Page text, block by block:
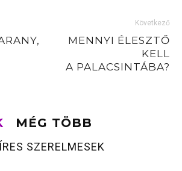
Következő
MENNYI ÉLESZTŐ
KELL
A PALACSINTÁBA?
MÉG TÖBB
SZERELMESEK